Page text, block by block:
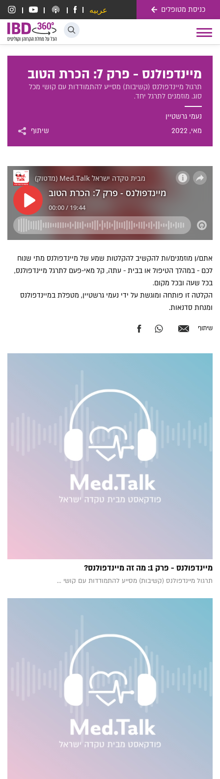
כניסת מטופלים
عربيه
דלג לתוכן
Toggle
navigation
מיינדפולנס - פרק 7: הכרת הטוב
תרגול מיינדפולנס (קשיבות) מסייע להתמודדות עם קושי מכל
סוג. מוזמנים לתרגל יחד.
נעמי גרשטיין
מאי, 2022 שיתוף
אתם/ן מוזמנים/ות להקשיב להקלטות שמע של מיינדפולנס מתי שנוח
לכם - במהלך הטיפול או בבית - עתה, קל מאי-פעם לתרגל מיינדפולנס,
בכל שעה ובכל מקום.
הקלטה זו פותחה ומוגשת על ידי נעמי גרשטיין, מטפלת במיינדפולנס
ומנחת סדנאות.
שיתוף
מיינדפולנס - פרק 1: מה זה מיינדפולנס?
תרגול מיינדפולנס (קשיבות) מסייע להתמודדות עם קושי ...